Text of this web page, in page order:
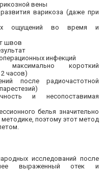
вены
варикоза (даже при
ощущений во время и
швов
инфекций
максимально короткий
часов)
после радиочастотной
и несопоставимая
белья значительно
поэтому этот метод
исследований после
выраженный отек и